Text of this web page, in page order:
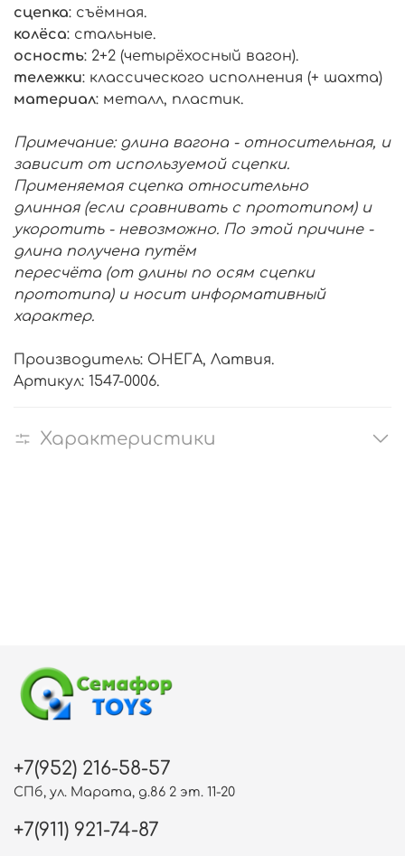
сцепка: съёмная.
колёса: стальные.
осность: 2+2 (четырёхосный вагон).
тележки: классического исполнения (+ шахта)
материал: металл, пластик.
Примечание: длина вагона - относительная, и
зависит от используемой сцепки.
Применяемая сцепка относительно
длинная (если сравнивать с прототипом) и
укоротить - невозможно. По этой причине -
длина получена путём
пересчёта (от длины по осям сцепки
прототипа) и носит информативный
характер.
Производитель: ОНЕГА, Латвия.
Артикул: 1547-0006.
Характеристики
+7(952) 216-58-57
СПб, ул. Марата, д.86 2 эт. 11-20
+7(911) 921-74-87